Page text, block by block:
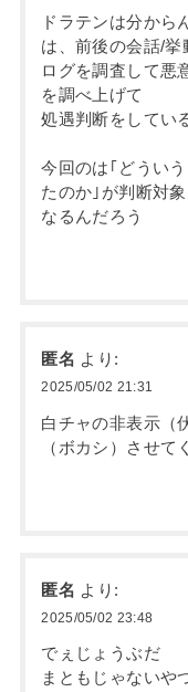
ドラテンは分から
は、前後の会話/挙
ログを調査して悪
を調べ上げて
処遇判断をしてい
今回のは｢どうい
たのか｣が判断対象
なるんだろう
匿名 より:
2025/05/02 21:31
白チャの非表示（
（ボカシ）させて
匿名 より:
2025/05/02 23:48
でぇじょうぶだ
まともじゃないや